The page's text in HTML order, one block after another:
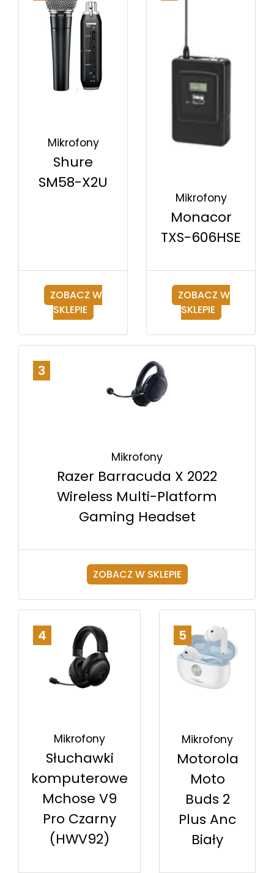
Mikrofony
Shure
SM58-X2U
ZOBACZ W
SKLEPIE
Mikrofony
Monacor
TXS-606HSE
ZOBACZ W
SKLEPIE
3
Mikrofony
Razer Barracuda X 2022
Wireless Multi-Platform
Gaming Headset
ZOBACZ W SKLEPIE
4
Mikrofony
Słuchawki
komputerowe
Mchose V9
Pro Czarny
(HWV92)
5
Mikrofony
Motorola
Moto
Buds 2
Plus Anc
Biały